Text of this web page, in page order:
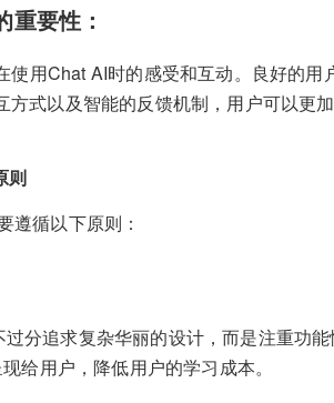
重要性：
使用Chat AI时的感受和互动。良好的
方式以及智能的反馈机制，用户可以更
则
遵循以下原则：
分追求复杂华丽的设计，而是注重功
给用户，降低用户的学习成本。